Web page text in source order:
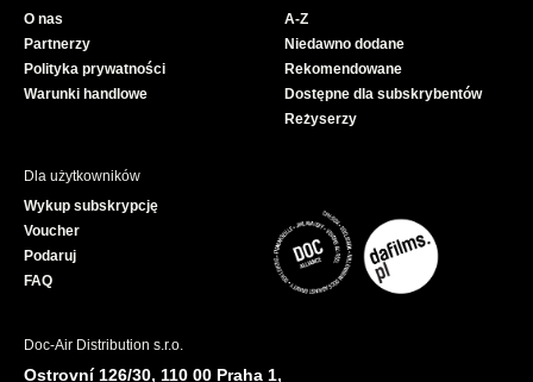
e
O nas
Partnerzy
Polityka prywatności
Warunki handlowe
A-Z
Niedawno dodane
Rekomendowane
Dostępne dla subskrybentów
Reżyserzy
Dla użytkowników
Wykup subskrypcję
Voucher
Podaruj
FAQ
Doc-Air Distribution s.r.o.
Ostrovní 126/30, 110 00 Praha 1,